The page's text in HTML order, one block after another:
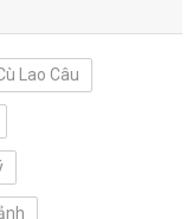
Lao Câu